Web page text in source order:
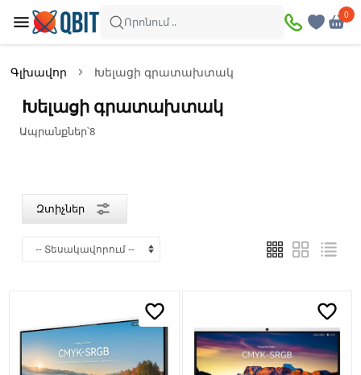
Որոնում ..
0
Գլխավոր Խելացի գրատախտակ
Խելացի գրատախտակ
Ապրանքներ՝8
Զտիչներ
Զտիչներ
Առկա
Զեղչված
—
Բրենդ
Գույն